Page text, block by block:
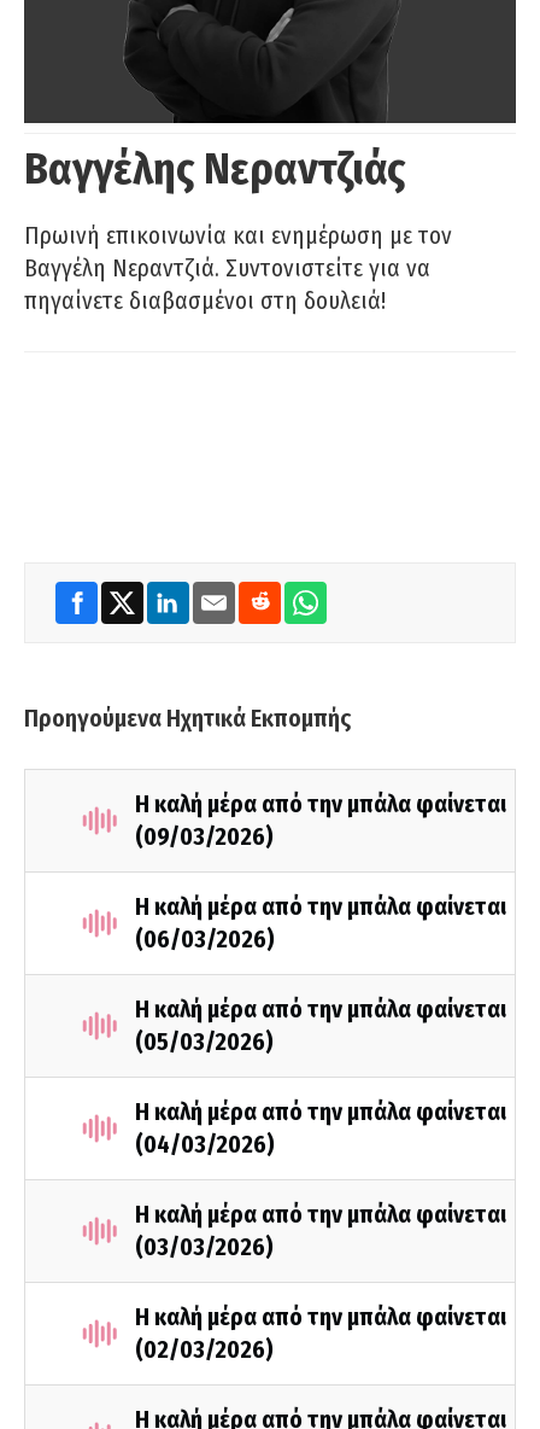
Βαγγέλης Νεραντζιάς
Πρωινή επικοινωνία και ενημέρωση με τον
Βαγγέλη Νεραντζιά. Συντονιστείτε για να
πηγαίνετε διαβασμένοι στη δουλειά!
Προηγούμενα Ηχητικά Εκπομπής
Η καλή μέρα από την μπάλα φαίνεται
(09/03/2026)
Η καλή μέρα από την μπάλα φαίνεται
(06/03/2026)
Η καλή μέρα από την μπάλα φαίνεται
(05/03/2026)
Η καλή μέρα από την μπάλα φαίνεται
(04/03/2026)
Η καλή μέρα από την μπάλα φαίνεται
(03/03/2026)
Η καλή μέρα από την μπάλα φαίνεται
(02/03/2026)
Η καλή μέρα από την μπάλα φαίνεται